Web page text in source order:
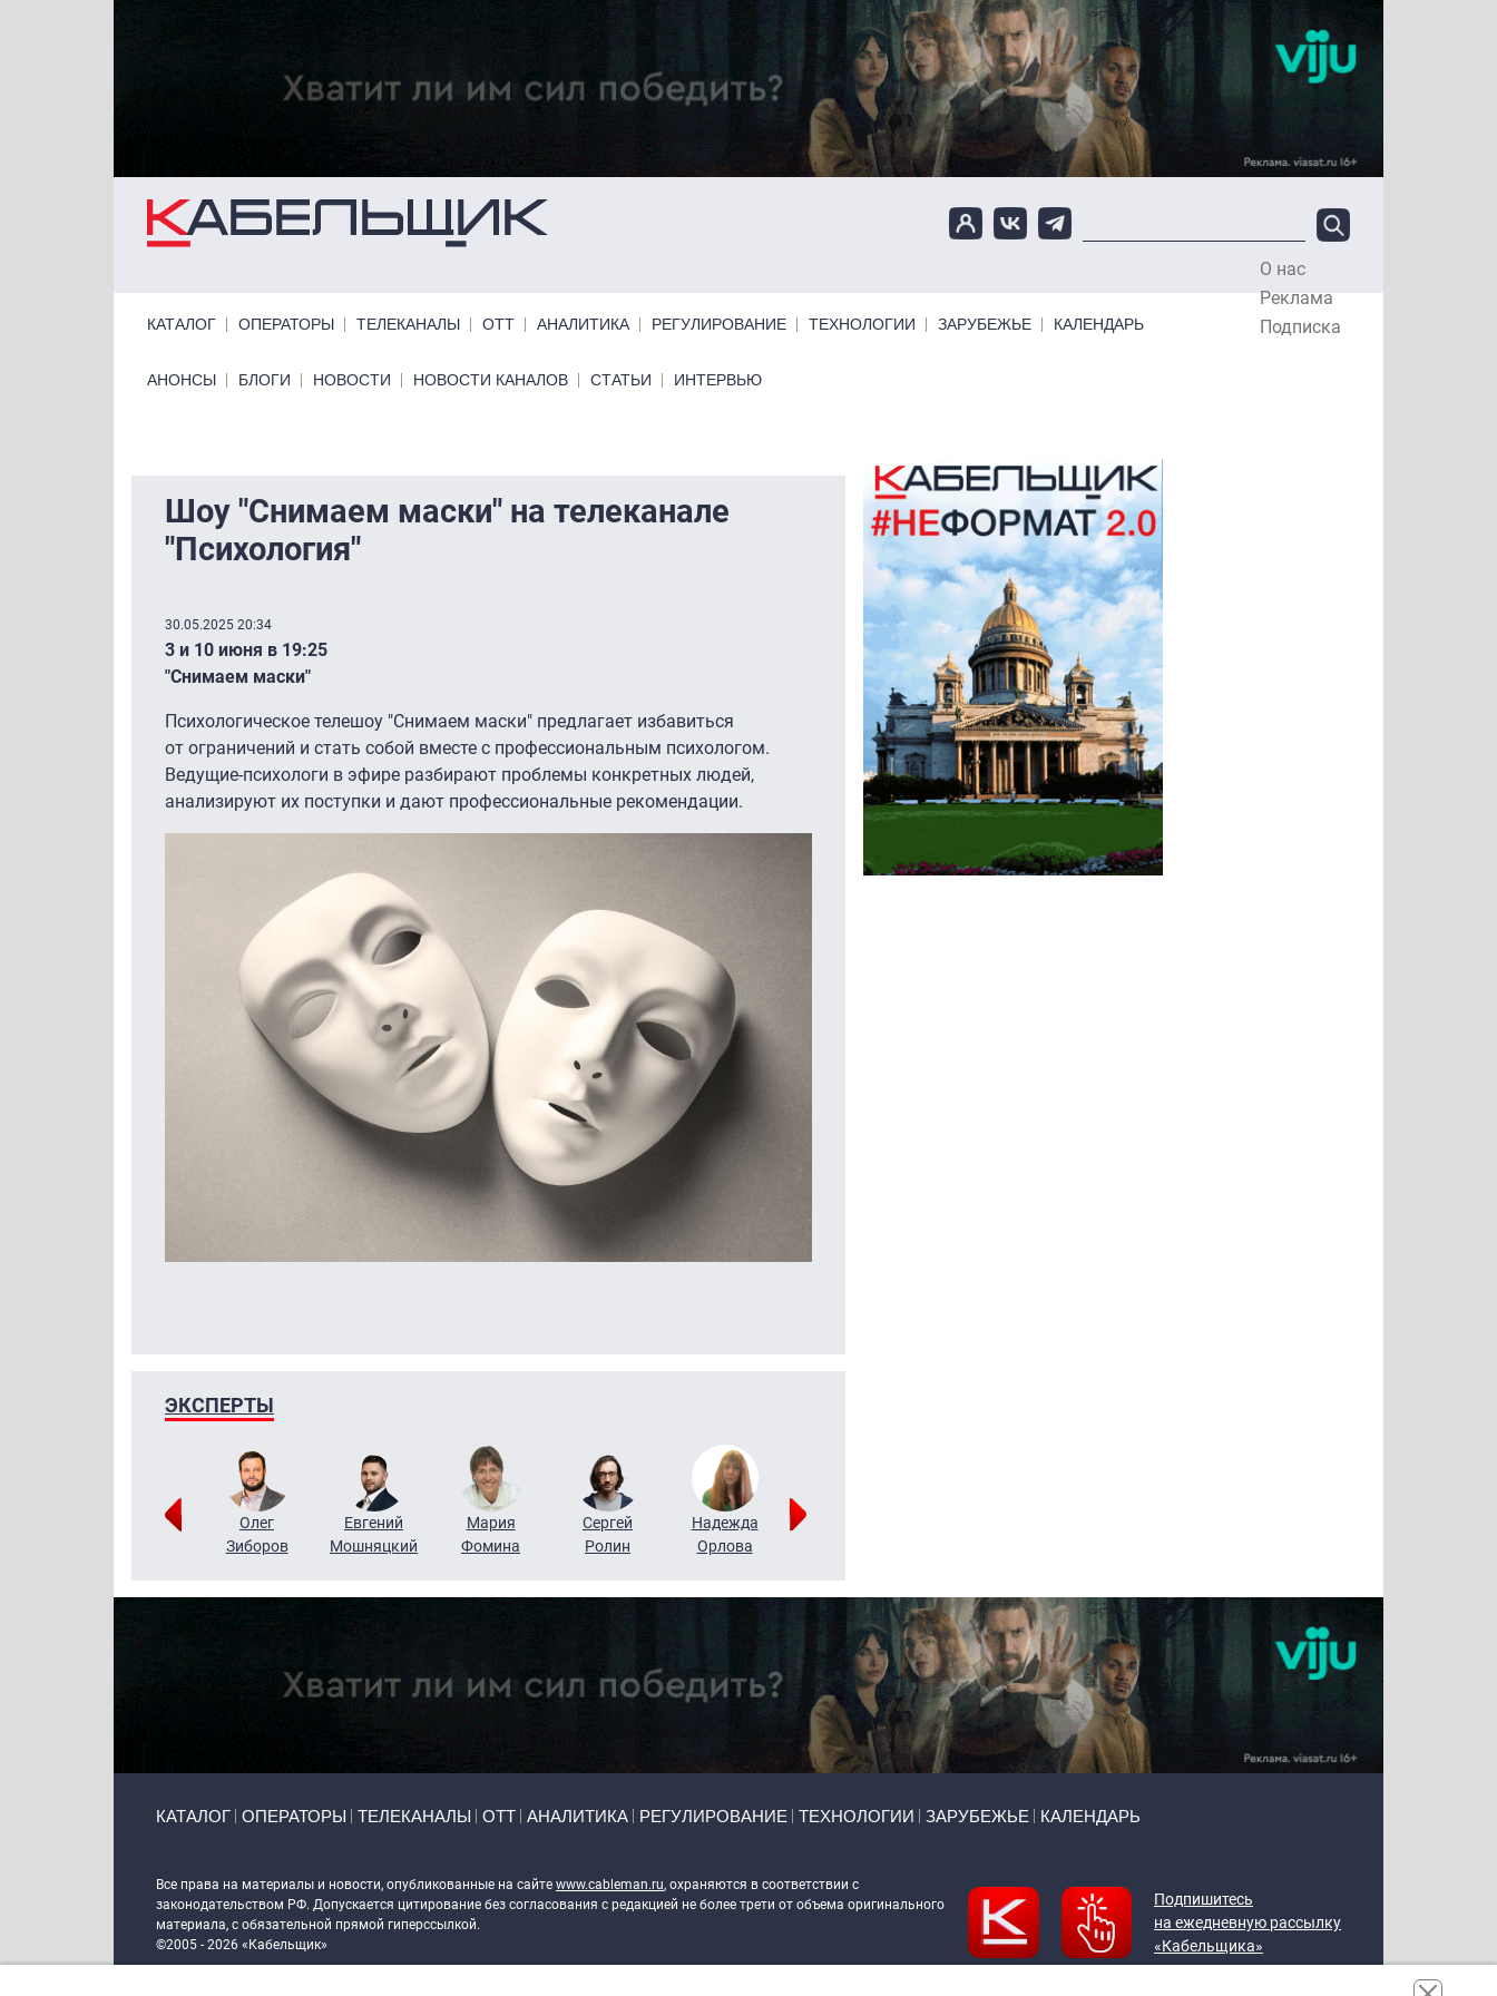
Перейти к основному содержанию
О нас
Реклама
Подписка
КАТАЛОГ ОПЕРАТОРЫ ТЕЛЕКАНАЛЫ ОТТ АНАЛИТИКА РЕГУЛИРОВАНИЕ ТЕХНОЛОГИИ ЗАРУБЕЖЬЕ КАЛЕНДАРЬ
Primary links bottom
АНОНСЫ БЛОГИ НОВОСТИ НОВОСТИ КАНАЛОВ СТАТЬИ ИНТЕРВЬЮ
Шоу "Снимаем маски" на телеканале
"Психология"
30.05.2025 20:34
3 и 10 июня в 19:25
"Снимаем маски"
Психологическое телешоу "Снимаем маски" предлагает избавиться
от ограничений и стать собой вместе с профессиональным психологом.
Ведущие-психологи в эфире разбирают проблемы конкретных людей,
анализируют их поступки и дают профессиональные рекомендации.
ЭКСПЕРТЫ
Григорий
Олег
Зиборов
Евгений
Мошняцкий
Мария
Фомина
Сергей
Ролин
Надежда
Орлова
КАТАЛОГ ОПЕРАТОРЫ ТЕЛЕКАНАЛЫ ОТТ АНАЛИТИКА РЕГУЛИРОВАНИЕ ТЕХНОЛОГИИ ЗАРУБЕЖЬЕ КАЛЕНДАРЬ
Все права на материалы и новости, опубликованные на сайте www.cableman.ru, охраняются в соответствии с
законодательством РФ. Допускается цитирование без согласования с редакцией не более трети от объема оригинального
материала, с обязательной прямой гиперссылкой.
©2005 - 2026 «Кабельщик»
Подпишитесь
на ежедневную рассылку
«Кабельщика»